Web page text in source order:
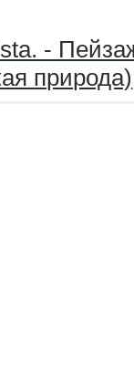
-
природа)